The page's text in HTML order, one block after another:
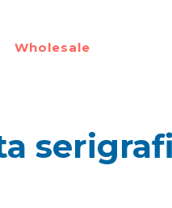
Wholesale